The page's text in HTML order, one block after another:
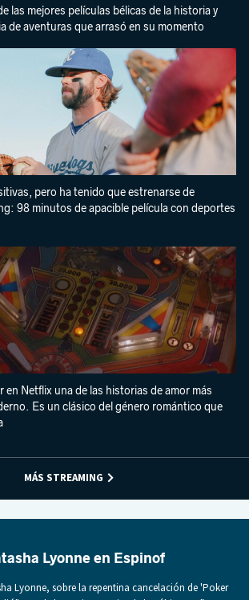
las mejores películas bélicas de la historia y
de aventuras que arrasó en su momento
pero ha tenido que estrenarse de
98 minutos de apacible película con deportes
en Netflix una de las historias de amor más
Es un clásico del género romántico que
MÁS STREAMING
Lyonne en Espinof
Lyonne, sobre la repentina cancelación de 'Poker